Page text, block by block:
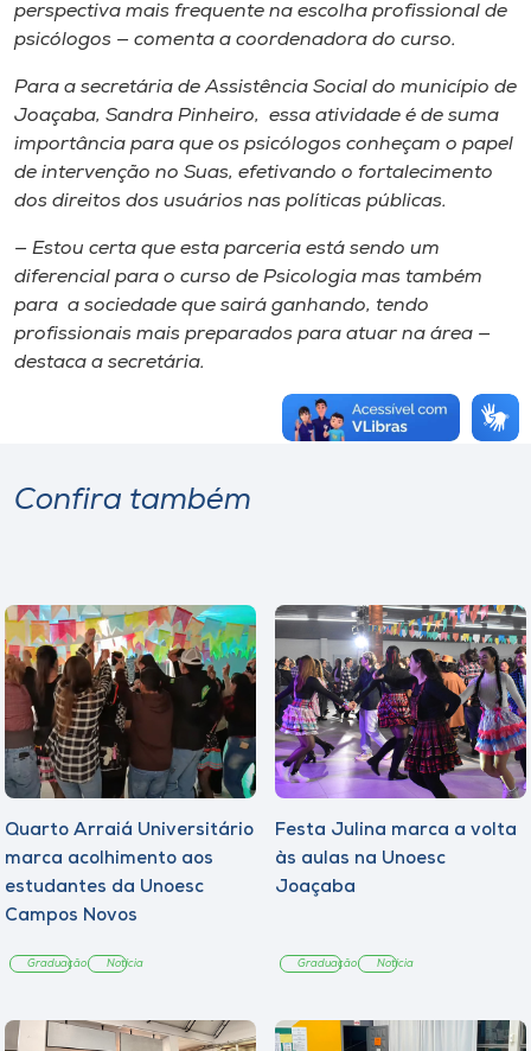
perspectiva mais frequente na escolha profissional de
psicólogos — comenta a coordenadora do curso.
Para a secretária de Assistência Social do município de
Joaçaba, Sandra Pinheiro, essa atividade é de suma
importância para que os psicólogos conheçam o papel
de intervenção no Suas, efetivando o fortalecimento
dos direitos dos usuários nas políticas públicas.
— Estou certa que esta parceria está sendo um
diferencial para o curso de Psicologia mas também
para a sociedade que sairá ganhando, tendo
profissionais mais preparados para atuar na área —
destaca a secretária.
Confira também
Quarto Arraiá Universitário
marca acolhimento aos
estudantes da Unoesc
Campos Novos
Graduação Notícia
Festa Julina marca a volta
às aulas na Unoesc
Joaçaba
Graduação Notícia